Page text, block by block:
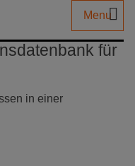
Menu
für
in einer